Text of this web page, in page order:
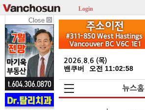
Login
Close
2026.8.6 (목)
밴쿠버 오전 11:02:58
뉴스홈